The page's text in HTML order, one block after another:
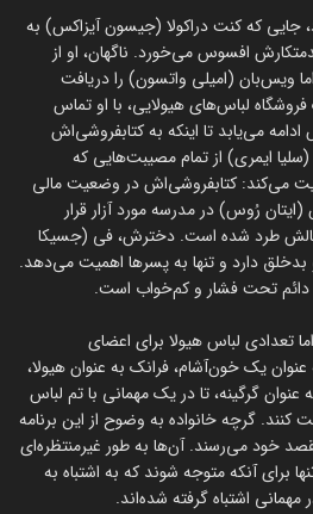
جایی که کنت دراکولا (جیسون آیزاکس) به
افسوس می‌خورد. ناگهان، او از
ویس‌بان (امیلی واتسون) را دریافت
لباس‌های هیولایی، با او تماس
می‌یابد تا اینکه به کتابفروشی‌اش
ایمری) از تمام مصیبت‌هایی که
می‌کند: کتابفروشی‌اش در وضعیت مالی
رُوس) در مدرسه مورد آزار قرار
طرد شده است. دخترش، فی (جسیکا
بدخلق دارد و تنها به پسرها اهمیت می‌دهد.
تحت فشار و کم‌خواب است.
تعدادی لباس هیولا برای اعضای
یک خون‌آشام، فرانک به عنوان هیولا،
گرگینه، تا در یک مهمانی با تم لباس
گرچه خانواده به وضوح از این برنامه
مقصد خود می‌رسند. آن‌ها به طور غیرمنتظره‌ای
برای آنکه متوجه شوند که به اشتباه به
اشتباه گرفته شده‌اند.